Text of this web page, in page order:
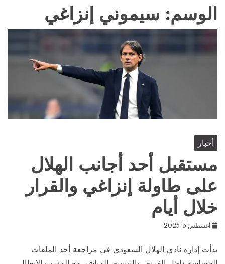
الوسم: سيموني إنزاغي
أخبار
مستقبل أحد أجانب الهلال
على طاولة إنزاغي والقرار
خلال أيام
أغسطس 5, 2025
بدأت إدارة نادي الهلال السعودي في مراجعة أحد الملفات